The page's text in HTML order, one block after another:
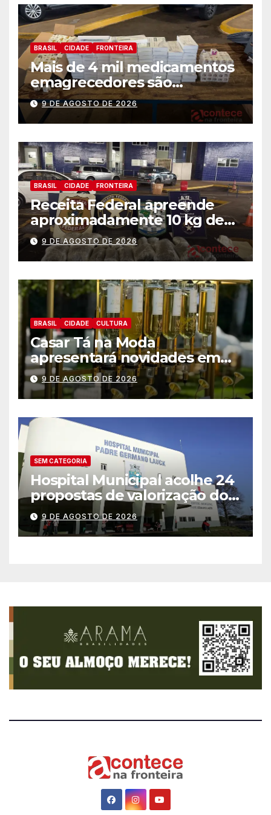
BRASIL CIDADE FRONTEIRA
Mais de 4 mil medicamentos
emagrecedores são
apreendidos pela Receita
Federal
9 DE AGOSTO DE 2026
BRASIL CIDADE FRONTEIRA
Receita Federal apreende
aproximadamente 10 kg de
substância análoga ao
capulho
9 DE AGOSTO DE 2026
BRASIL CIDADE CULTURA
Casar Tá na Moda
apresentará novidades em
entretenimento para
casamentos e festas de
debutantes
9 DE AGOSTO DE 2026
SEM CATEGORIA
Hospital Municipal acolhe 24
propostas de valorização dos
trabalhadores e institui mesa
permanente de negociação
9 DE AGOSTO DE 2026